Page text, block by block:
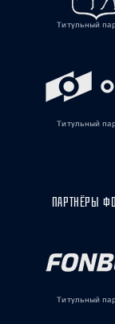
Титульный
Титульный
ПАРТНЁРЫ
Титульный